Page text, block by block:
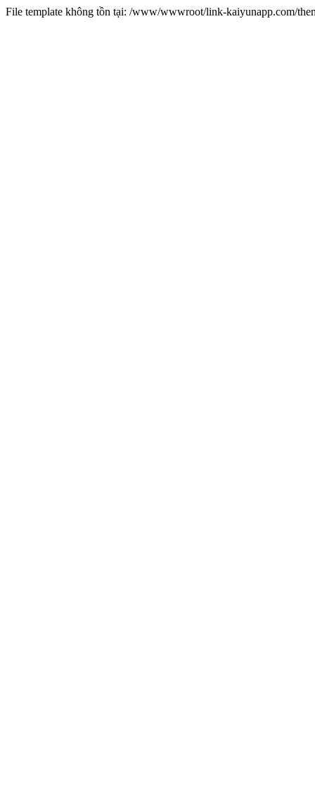
File template không tồn tại: /www/wwwroot/link-kaiyunapp.com/